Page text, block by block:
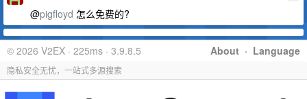
@pigfloyd 怎么免费的?
About · Language
© 2026 V2EX · 225ms · 3.9.8.5
隐私安全无忧，一站式多源搜索